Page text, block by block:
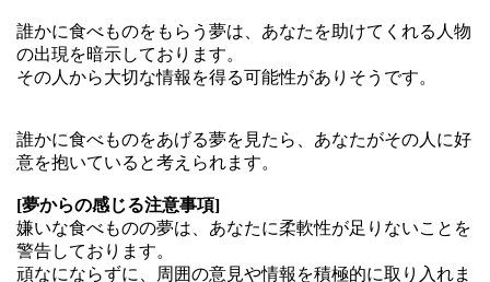
誰かに食べものをもらう夢は、あなたを助けてくれる人物
の出現を暗示しております。
その人から大切な情報を得る可能性がありそうです。
誰かに食べものをあげる夢を見たら、あなたがその人に好
意を抱いていると考えられます。
[夢からの感じる注意事項]
嫌いな食べものの夢は、あなたに柔軟性が足りないことを
警告しております。
頑なにならずに、周囲の意見や情報を積極的に取り入れま